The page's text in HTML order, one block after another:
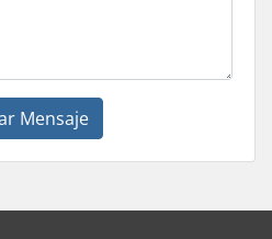
Mensaje